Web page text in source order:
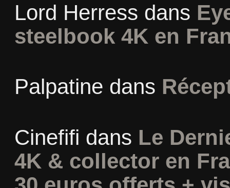
Lord Herress dans
steelbook 4K en
Palpatine dans
Cinefifi dans Le
4K & collector en